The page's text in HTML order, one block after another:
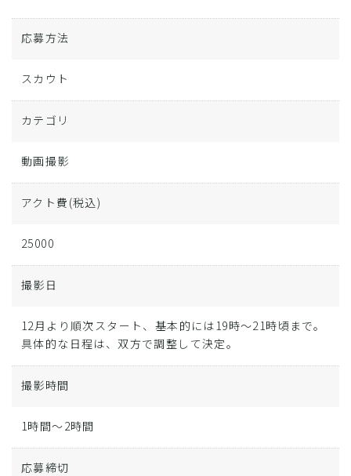
応募方法
スカウト
カテゴリ
動画撮影
アクト費 (税込)
25000
撮影日
12月より順次スタート、基本的には19時～21時頃まで。
具体的な日程は、双方で調整して決定。
撮影時間
1時間～2時間
応募締切